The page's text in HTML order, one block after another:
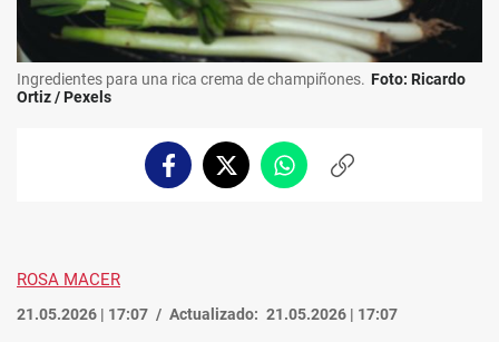
Ingredientes para una rica crema de champiñones. Foto: Ricardo
Ortiz / Pexels
FacebookTwitterWhatsappCopiar
ROSA MACER
21.05.2026 | 17:07 Actualizado: 21.05.2026 | 17:07